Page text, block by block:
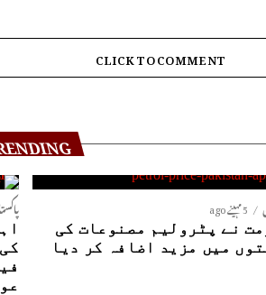
CLICK TO COMMENT
5 مہینے ago
نے پٹرولیم مصنوعات کی
میں مزید اضافہ کر دیا